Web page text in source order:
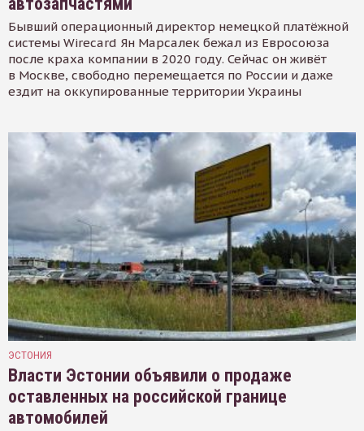
Бывший операционный директор немецкой платёжной
системы Wirecard Ян Марсалек бежал из Евросоюза
после краха компании в 2020 году. Сейчас он живёт
в Москве, свободно перемещается по России и даже
ездит на оккупированные территории Украины
ЭСТОНИЯ
Власти Эстонии объявили о продаже
оставленных на российской границе
автомобилей